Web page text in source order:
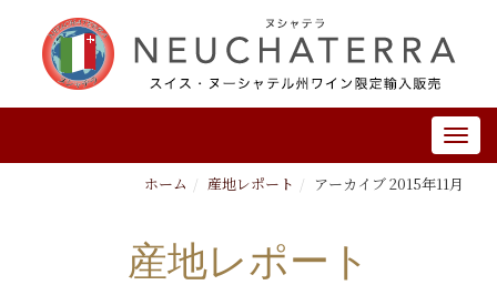
ホーム 産地レポート アーカイブ 2015年11月
産地レポート